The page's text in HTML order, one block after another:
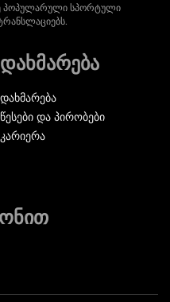
პოპულარული სპორტული
დახმარება
დახმარება
წესები და პირობები
კარიერა